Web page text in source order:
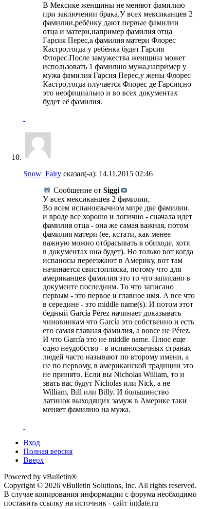
В Мексике женщины не меняют фамилию
при заключении брака.У всех мексиканцев 2
фамилии,ребёнку дают первые фамилии
отца и матери,например фамилия отца
Гарсия Перес,а фамилия матери Флорес
Кастро,тогда у ребёнка будет Гарсия
Флорес.После замужества женщина может
использовать 1 фамилию мужа,например у
мужа фамилия Гарсия Перес,у жены Флорес
Кастро,тогда плучается Флорес де Гарсия,но
это неофициально и во всех документах
будет её фамилия.
Snow_Fairy сказал(-а): 14.11.2015 02:46
Сообщение от Siggi
У всех мексиканцев 2 фамилии,
Во всем испаноязычном мире две фамилии.
и вроде все хорошо и логично - сначала идет
фамилия отца - она же самая важная, потом
фамилия матери (ее, кстати, как менее
важную можно отбрасывать в обиходе, хотя
в документах она будет). Но только вот когда
испаносы переезжают в Америку, вот там
начинается свистопляска, потому что для
американцев фамилия это то что записано в
документе последним. То что записано
первым - это первое и главное имя. А все что
в середине - это middle name(s). И потом этот
бедный García Pérez начинает доказывать
чиновникам что García это собственно и есть
его самая главная фамилия, а вовсе не Pérez.
И что García это не middle name. Плюс еще
одно неудобство - в испаноязычных странах
людей часто называют по второму имени, а
не по первому, в американской традиции это
не принято. Если вы Nicholas William, то и
звать вас будут Nicholas или Nick, а не
William, Bill или Billy. И большинство
латинок выходящих замуж в Америке таки
меняет фамилию на мужа.
Вход
Полная версия
Вверх
Powered by vBulletin®
Copyright © 2026 vBulletin Solutions, Inc. All rights reserved.
В случае копирования информации с форума необходимо
поставить ссылку на источник - сайт intdate.ru